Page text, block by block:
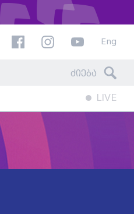
Eng
LIVE